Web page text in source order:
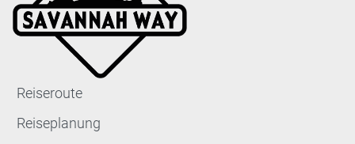
Reiseroute
Reiseplanung